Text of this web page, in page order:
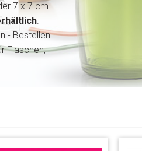
7 x 7 cm
.
- Bestellen
Flaschen,